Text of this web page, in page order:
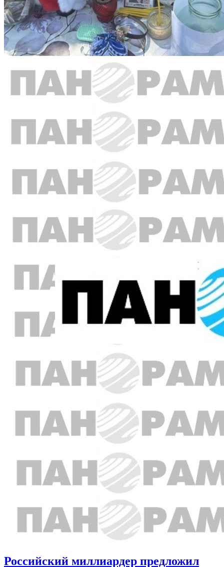
Российский миллиардер предложил